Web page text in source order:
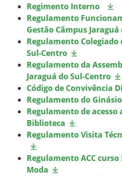
Regimento Interno
Regulamento
Gestão Câmpus
Regulamento Colegiado
Sul-Centro
Regulamento da
Jaraguá do Sul-Centro
Código de Convivência
Regulamento do
Regulamento de
Biblioteca
Regulamento Visita
Regulamento ACC
Moda